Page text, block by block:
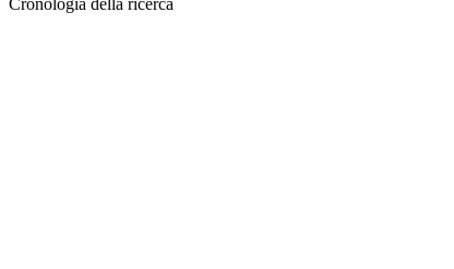
Cronologia della ricerca